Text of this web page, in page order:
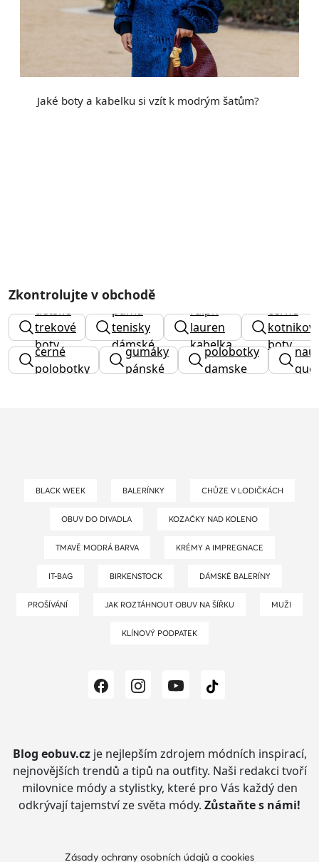
Jaké boty a kabelku si vzít k modrým šatům?
Zkontrolujte v obchodě
dětské
trekové
boty
puma
tenisky
dámské
ralph
lauren
kabelka
cerne
boty
černé
polobotky
gumáky
pánské
polobotky
damske
BLACK WEEK BALERÍNKY CHŮZE V LODIČKÁCH
OBUV DO DIVADLA KOZAČKY NAD KOLENO
TMAVĚ MODRÁ BARVA KRÉMY A IMPREGNACE
IT-BAG BIRKENSTOCK DÁMSKÉ BALERÍNY
PROŠÍVÁNÍ JAK ROZTÁHNOUT OBUV NA ŠÍŘKU MUŽI
KLÍNOVÝ PODPATEK
Blog eobuv.czje nejlepším zdrojem módních inspirací,
nejnovějších trendů a tipů na outfity. Naši redakci tvoří
milovnice módy a stylistky, které pro Vás každý den
odkrývají tajemství ze světa módy. Zůstaňte s námi!
Zásady ochrany osobních údajů a cookies